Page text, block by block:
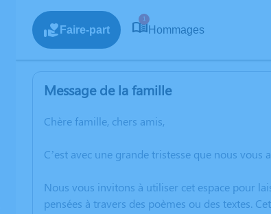
Faire-part
1
Hommages
Message de la famille
Chère famille, chers amis,
C’est avec une grande tristesse que nous
Nous vous invitons à utiliser cet espace pour
pensées à travers des poèmes ou des textes.